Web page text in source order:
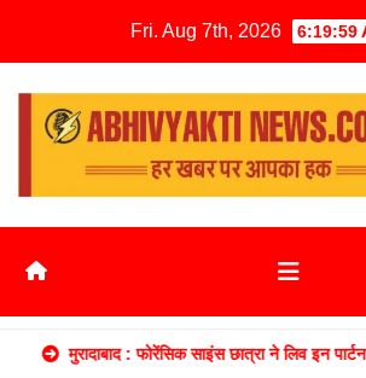
Fri. Aug 7th, 2026 6:20:00
: फोरेंसिक साइंस छात्रा ने लिव इन पार्टनर सिविल